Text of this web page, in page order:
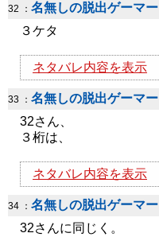
32 ： 名無しの脱出ゲーマー
３ケタ
ネタバレ内容を表示
33 ： 名無しの脱出ゲーマー
32さん、
３桁は、
ネタバレ内容を表示
34 ： 名無しの脱出ゲーマー
32さんに同じく。